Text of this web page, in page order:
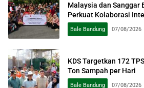
Malaysia dan Sanggar
Perkuat Kolaborasi
Pengabdian kepada
Bale Bandung 07/08/2026
KDS Targetkan 172
Ton Sampah per Hari
Bale Bandung 07/08/2026